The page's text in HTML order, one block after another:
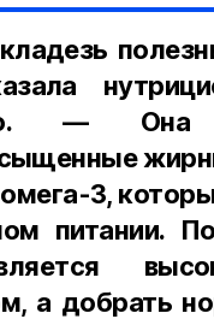
— Она
3,
питании.
а добрать